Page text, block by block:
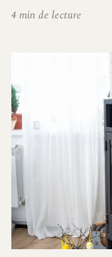
4 min de lecture